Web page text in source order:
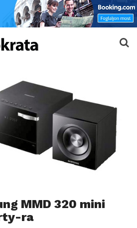
MMD 320 mini
ra